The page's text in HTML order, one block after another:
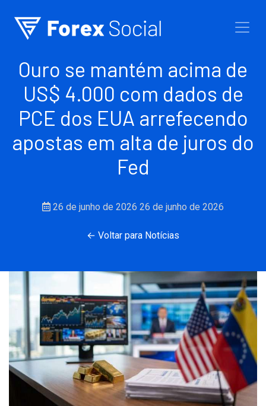
Ouro se mantém acima de
US$ 4.000 com dados de
PCE dos EUA arrefecendo
apostas em alta de juros do
Fed
26 de junho de 2026 26 de junho de 2026
← Voltar para Notícias